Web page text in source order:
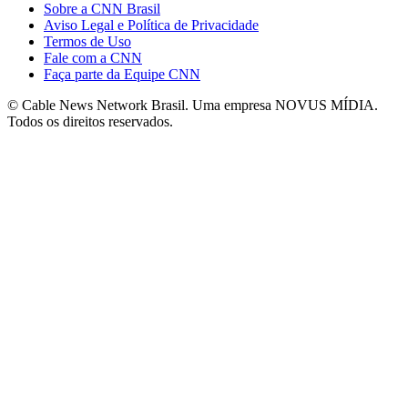
Sobre a CNN Brasil
Aviso Legal e Política de Privacidade
Termos de Uso
Fale com a CNN
Faça parte da Equipe CNN
© Cable News Network Brasil. Uma empresa NOVUS MÍDIA.
Todos os direitos reservados.